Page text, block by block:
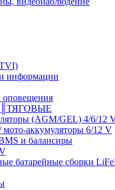
информации
оповещения
(AGM/GEL) 4/6/12
мото-аккумуляторы 6/12 V
и балансиры
батарейные сборки